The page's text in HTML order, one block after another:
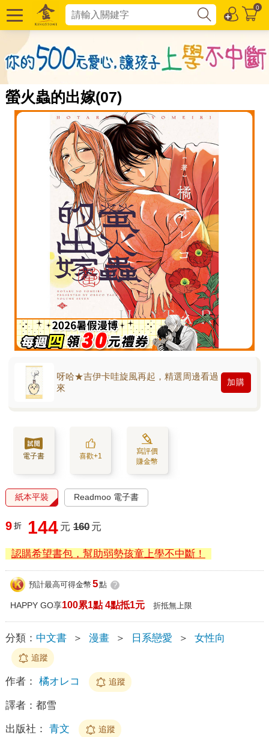
0
螢火蟲的出嫁(07)
呀哈★吉伊卡哇旋風再起，精選周邊看過
來
加購
電子書 喜歡+1
寫評價
賺金幣
紙本平裝 Readmoo 電子書
9 折 144 元 160 元
認購希望書包，幫助弱勢孩童上學不中斷！
預計最高可得金幣 5點 ?
HAPPY GO享100累1點 4點抵1元 折抵無上限
分類： 中文書 ＞ 漫畫 ＞ 日系戀愛 ＞ 女性向
追蹤
作者： 橘オレコ 追蹤
譯者： 都雪
出版社： 青文 追蹤